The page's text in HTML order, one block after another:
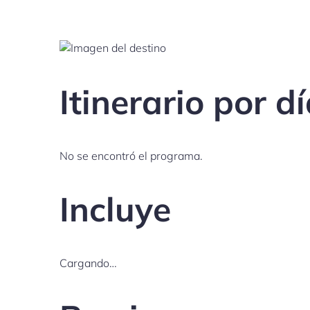
Itinerario por
No se encontró el programa.
Incluye
Cargando…